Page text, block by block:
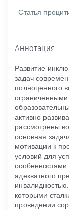
Статья
Аннотация
Развитие
задач
полноценного
активно
рассмотрены
основная
мотивации к
условий для
адекватного
которыми
проведении